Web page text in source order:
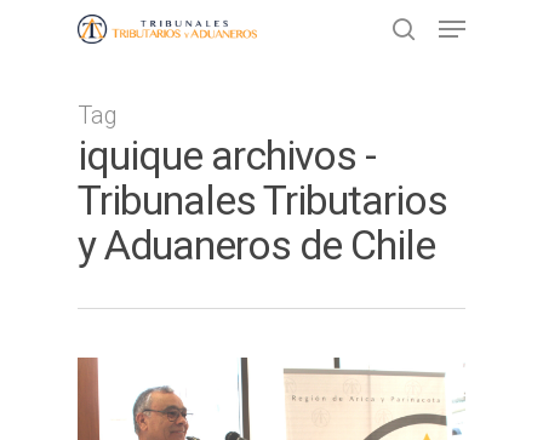
Presione ENTER para buscar o ESC
para cerrar
Tag
iquique archivos -
Tribunales Tributarios
y Aduaneros de Chile